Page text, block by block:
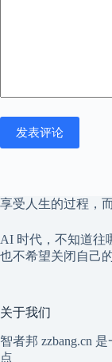
发表评论
享受人生的过程，
AI 时代，不知道往
也不希望关闭自己
关于我们
智者邦 zzbang.cn
点